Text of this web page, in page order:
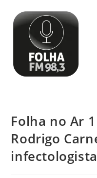
Folha no Ar
Rodrigo
infectologista